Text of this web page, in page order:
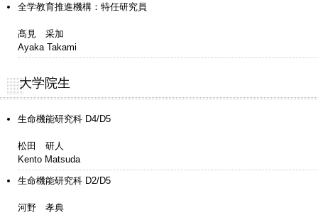
全学教育推進機構：特任研究員
髙見 采加
Ayaka Takami
大学院生
生命機能研究科 D4/D5
松田 研人
Kento Matsuda
生命機能研究科 D2/D5
河野 孝典